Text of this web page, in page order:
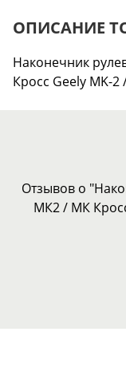
ОПИСАНИЕ
Наконечник
Кросс Geely MK-2
Отзывов о
МК2 / МК